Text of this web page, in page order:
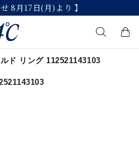
8月17日(月)より 】
キーワードで検索する
ド リング 112521143103